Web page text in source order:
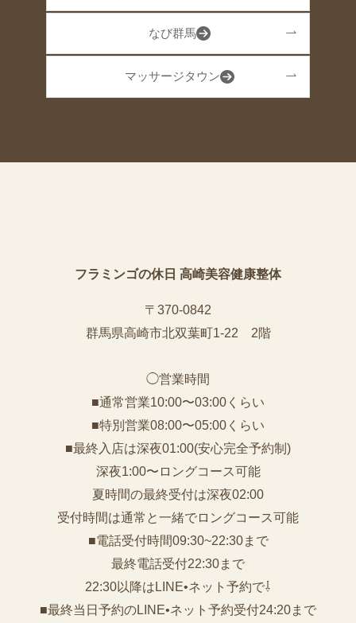
なび群馬
マッサージタウン
フラミンゴの休日 高崎美容健康整体
〒370-0842
群馬県高崎市北双葉町1-22 2階
◯営業時間
■通常営業10:00〜03:00くらい
■特別営業08:00〜05:00くらい
■最終入店は深夜01:00(安心完全予約制)
深夜1:00〜ロングコース可能
夏時間の最終受付は深夜02:00
受付時間は通常と一緒でロングコース可能
■電話受付時間09:30~22:30まで
️最終電話受付22:30まで
22:30以降はLINE•ネット予約で⇩
■最終当日予約のLINE•ネット予約受付24:20まで